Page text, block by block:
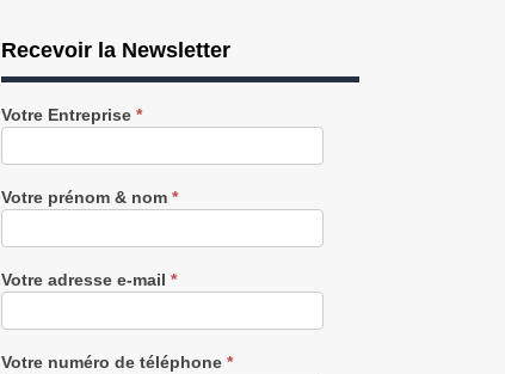
Recevoir la Newsletter
Recevez
notre
gratuitement
Votre Entreprise *
Votre prénom & nom *
Votre adresse e-mail *
Votre numéro de téléphone *